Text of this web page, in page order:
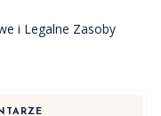
i Legalne Zasoby